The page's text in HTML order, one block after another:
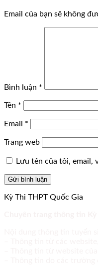
Email của bạn sẽ không
Bình luận *
Tên *
Email *
Trang web
Lưu tên của tôi, email,
Kỳ Thi THPT Quốc Gia